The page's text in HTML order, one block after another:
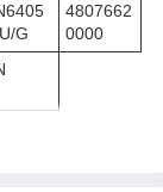
G
4807662
0000